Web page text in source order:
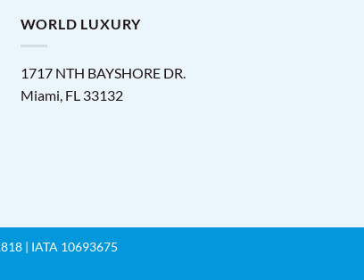
WORLD LUXURY
1717 NTH BAYSHORE DR.
Miami, FL 33132
| IATA 10693675